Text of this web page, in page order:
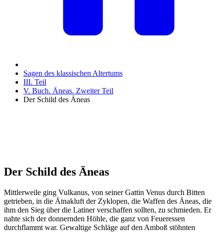
Sagen des klassischen Altertums
III. Teil
V. Buch. Äneas. Zweiter Teil
Der Schild des Äneas
Der Schild des Äneas
Mittlerweile ging Vulkanus, von seiner Gattin Venus durch Bitten
getrieben, in die Ätnakluft der Zyklopen, die Waffen des Äneas, die
ihm den Sieg über die Latiner verschaffen sollten, zu schmieden. Er
nahte sich der donnernden Höhle, die ganz von Feueressen
durchflammt war. Gewaltige Schläge auf den Amboß stöhnten